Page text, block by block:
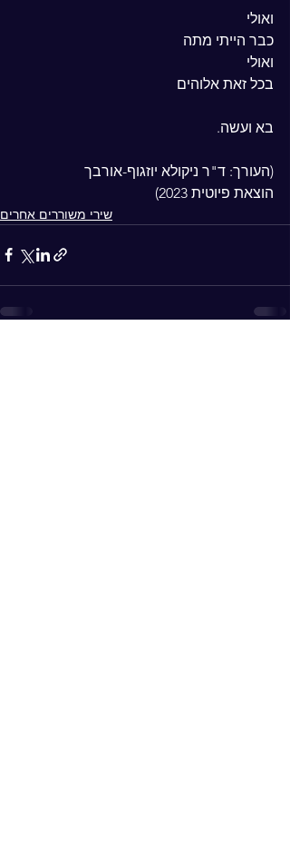
ואולי
כבר הייתי מתה
ואולי
בכל זאת אלוהים
בא ועשה.
(העורך: ד"ר ניקולא יוזגוף-אורבך
הוצאת פיוטית 2023)
שירי משוררים אחרים